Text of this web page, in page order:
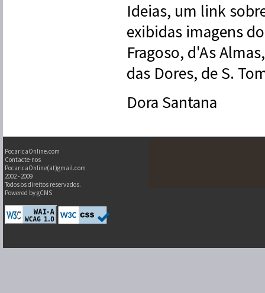
Ideias, um link
exibidas imagens
Fragoso, d'As
das Dores, de S.
Dora Santana
PocaricaOnline.com
Contacte-nos
PocaricaOnline(at)gmail.com
2002 - 2009
Todos os direitos reservados.
Powered by gCMS